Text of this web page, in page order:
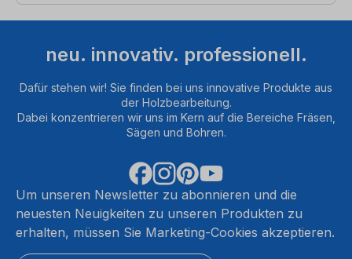
neu. innovativ. professionell.
Dafür stehen wir! Sie finden bei uns innovative Produkte aus
der Holzbearbeitung.
Dabei konzentrieren wir uns im Kern auf die Bereiche Fräsen,
Sägen und Bohren.
Um unseren Newsletter zu abonnieren und die
neuesten Neuigkeiten zu unseren Produkten zu
erhalten, müssen Sie Marketing-Cookies akzeptieren.